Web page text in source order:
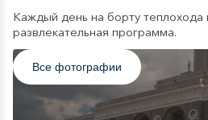
Каждый день на борту теплохода
развлекательная программа.
Все фотографии